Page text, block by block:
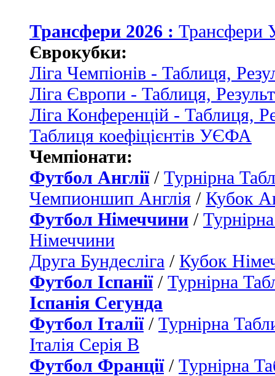
Трансфери 2026 : Трансфери
Єврокубки:
Ліга Чемпіонів - Таблиця,
Ліга Європи - Таблиця,
Ліга Конференцій - Таблиця,
Таблиця коефіцієнтів УЄФА
Чемпіонати:
Футбол Англії/ Турнірна
Чемпионшип Англія / Кубок
Футбол Німеччини /
Німеччини
Друга Бундесліга / Кубок
Футбол Іспанії/ Турнірна
Іспанія Сегунда
Футбол Італії/ Турнірна
Італія Серія B
Футбол Франції/ Турнірна